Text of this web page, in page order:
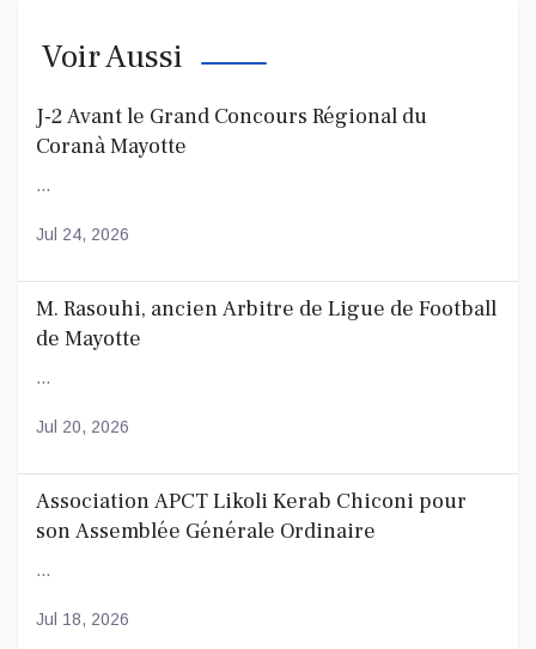
Voir Aussi
J-2 Avant le Grand Concours Régional du
Coranà Mayotte
...
Jul 24, 2026
M. Rasouhi, ancien Arbitre de Ligue de Football
de Mayotte
...
Jul 20, 2026
Association APCT Likoli Kerab Chiconi pour
son Assemblée Générale Ordinaire
...
Jul 18, 2026